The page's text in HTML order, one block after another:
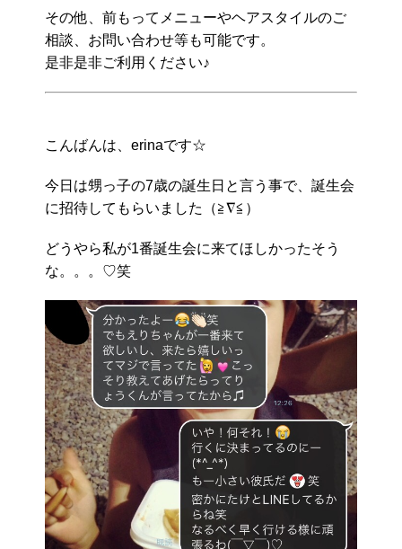
その他、前もってメニューやヘアスタイルのご
相談、お問い合わせ等も可能です。
是非是非ご利用ください♪
こんばんは、erinaです☆
今日は甥っ子の7歳の誕生日と言う事で、誕生会
に招待してもらいました（≧∇≦）
どうやら私が1番誕生会に来てほしかったそう
な。。。♡笑